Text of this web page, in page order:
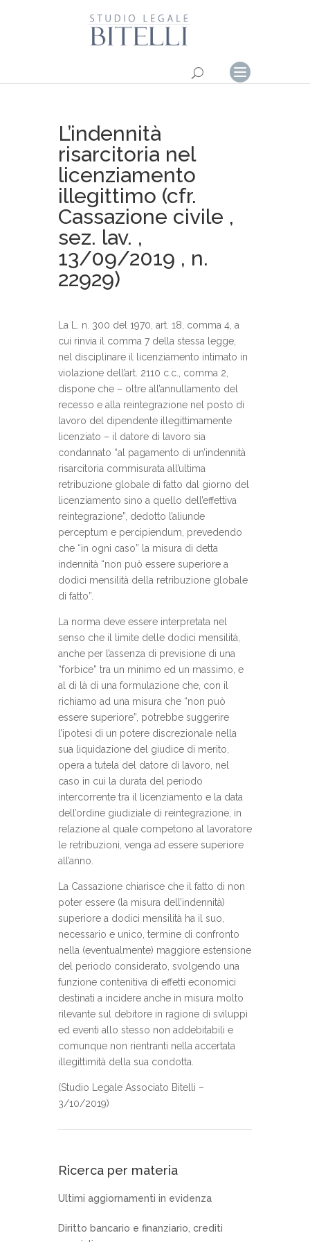
L’indennità
risarcitoria nel
licenziamento
illegittimo (cfr.
Cassazione civile ,
sez. lav. ,
13/09/2019 , n.
22929)
La L. n. 300 del 1970, art. 18, comma 4, a
cui rinvia il comma 7 della stessa legge,
nel disciplinare il licenziamento intimato in
violazione dell’art. 2110 c.c., comma 2,
dispone che – oltre all’annullamento del
recesso e alla reintegrazione nel posto di
lavoro del dipendente illegittimamente
licenziato – il datore di lavoro sia
condannato “al pagamento di un’indennità
risarcitoria commisurata all’ultima
retribuzione globale di fatto dal giorno del
licenziamento sino a quello dell’effettiva
reintegrazione”, dedotto l’aliunde
perceptum e percipiendum, prevedendo
che “in ogni caso” la misura di detta
indennità “non può essere superiore a
dodici mensilità della retribuzione globale
di fatto”.
La norma deve essere interpretata nel
senso che il limite delle dodici mensilità,
anche per l’assenza di previsione di una
“forbice” tra un minimo ed un massimo, e
al di là di una formulazione che, con il
richiamo ad una misura che “non può
essere superiore”, potrebbe suggerire
l’ipotesi di un potere discrezionale nella
sua liquidazione del giudice di merito,
opera a tutela del datore di lavoro, nel
caso in cui la durata del periodo
intercorrente tra il licenziamento e la data
dell’ordine giudiziale di reintegrazione, in
relazione al quale competono al lavoratore
le retribuzioni, venga ad essere superiore
all’anno.
La Cassazione chiarisce che il fatto di non
poter essere (la misura dell’indennità)
superiore a dodici mensilità ha il suo,
necessario e unico, termine di confronto
nella (eventualmente) maggiore estensione
del periodo considerato, svolgendo una
funzione contenitiva di effetti economici
destinati a incidere anche in misura molto
rilevante sul debitore in ragione di sviluppi
ed eventi allo stesso non addebitabili e
comunque non rientranti nella accertata
illegittimità della sua condotta.
(Studio Legale Associato Bitelli –
3/10/2019)
Ricerca per materia
Ultimi aggiornamenti in evidenza
Diritto bancario e finanziario, crediti